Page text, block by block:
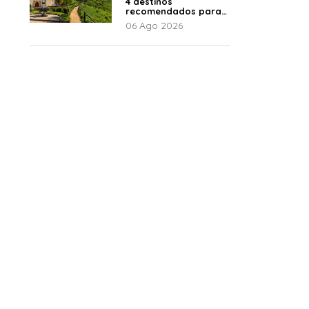
recomendados para
disfrutar el descanso
06 Ago 2026